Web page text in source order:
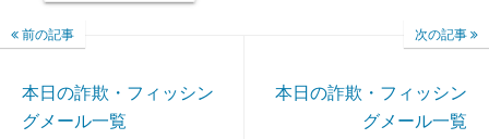
前の記事
本日の詐欺・フィッシン
グメール一覧
次の記事
本日の詐欺・フィッシン
グメール一覧